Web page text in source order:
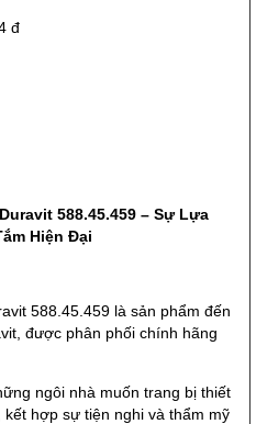
đ
588.45.459 – Sự Lựa
Hiện Đại
588.45.459 là sản phẩm đến
được phân phối chính hãng
ngôi nhà muốn trang bị thiết
hợp sự tiện nghi và thẩm mỹ